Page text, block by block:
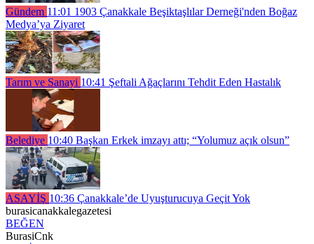
Gündem 11:01 1903 Çanakkale Beşiktaşlılar Derneği'nden Boğaz
Medya’ya Ziyaret
Tarım ve Sanayi 10:41 Şeftali Ağaçlarını Tehdit Eden Hastalık
Belediye 10:40 Başkan Erkek imzayı attı; “Yolumuz açık olsun”
ASAYİŞ 10:36 Çanakkale’de Uyuşturucuya Geçit Yok
burasicanakkalegazetesi
BEĞEN
BurasiCnk